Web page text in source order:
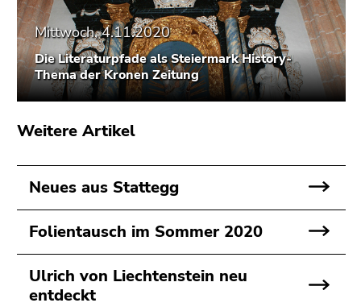
Mittwoch, 4.11.2020
Die Literaturpfade als Steiermark History-
Thema der Kronen Zeitung
Weitere Artikel
Neues aus Stattegg
Folientausch im Sommer 2020
Ulrich von Liechtenstein neu
entdeckt